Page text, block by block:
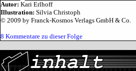
Autor: Kari Erlhoff
Illustration: Silvia Christoph
© 2009 by Franck-Kosmos Verlags GmbH & Co.
8 Kommentare zu dieser Folge